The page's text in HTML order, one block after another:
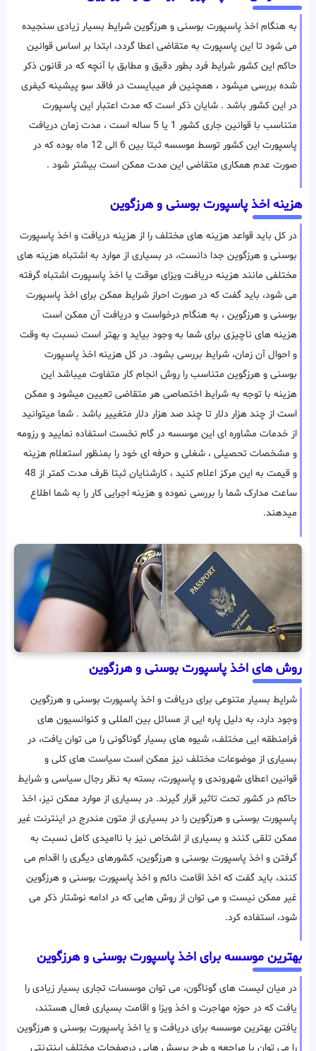
به هنگام اخذ پاسپورت بوسنی و هرزگوین شرایط بسیار زیادی سنجیده
می شود تا این پاسپورت به متقاضی اعطا گردد، ابتدا بر اساس قوانین
حاکم این کشور شرایط فرد بطور دقیق و مطابق با آنچه که در قانون ذکر
شده بررسی میشود ، همچنین فر میبایست در فاقد سو پیشینه کیفری
در این کشور باشد . شایان ذکر است که مدت اعتبار این پاسپورت
متناسب با قوانین جاری کشور 1 یا 5 ساله است ، مدت زمان دریافت
پاسپورت این کشور توسط موسسه ثبتا بین 6 الی 12 ماه بوده که در
صورت عدم همکاری متقاضی این مدت ممکن است بیشتر شود .
هزینه اخذ پاسپورت بوسنی و هرزگوین
در کل باید قواعد هزینه های مختلف را از هزینه دریافت و اخذ پاسپورت
بوسنی و هرزگوین جدا دانست، در بسیاری از موارد به اشتباه هزینه های
مختلفی مانند هزینه دریافت ویزای موقت یا اخذ پاسپورت اشتباه گرفته
می شود، باید گفت که در صورت احراز شرایط ممکن برای اخذ پاسپورت
بوسنی و هرزگوین ، به هنگام درخواست و دریافت آن ممکن است
هزینه های ناچیزی برای شما به وجود بیاید و بهتر است نسبت به وقت
و احوال آن زمان، شرایط بررسی بشود. در کل هزینه اخذ پاسپورت
بوسنی و هرزگوین متناسب را روش انجام کار متفاوت میباشد این
هزینه با توجه به شرایط اختصاصی هر متقاضی تعیین میشود و ممکن
است از چند هزار دلار تا چند صد هزار دلار متغییر باشد . شما میتوانید
از خدمات مشاوره ای این موسسه در گام نخست استفاده نمایید و رزومه
و مشخصات تحصیلی ، شغلی و حرفه ای خود را بمنظور استعلام هزینه
و قیمت به این مرکز اعلام کنید ، کارشنایان ثبتا ظرف مدت کمتر از 48
ساعت مدارک شما را بررسی نموده و هزینه اجرایی کار را به شما اطلاع
میدهند.
روش های اخذ پاسپورت بوسنی و هرزگوین
شرایط بسیار متنوعی برای دریافت و اخذ پاسپورت بوسنی و هرزگوین
وجود دارد، به دلیل پاره ایی از مسائل بین المللی و کنوانسیون های
فرامنطقه ایی مختلف، شیوه های بسیار گوناگونی را می توان یافت، در
بسیاری از موضوعات مختلف نیز ممکن است سیاست های کلی و
قوانین اعطای شهروندی و پاسپورت، بسته به نظر رجال سیاسی و شرایط
حاکم در کشور تحت تاثیر قرار گیرند. در بسیاری از موارد ممکن نیز، اخذ
پاسپورت بوسنی و هرزگوین را در بسیاری از متون مندرج در اینترنت غیر
ممکن تلقی کنند و بسیاری از اشخاص نیز با ناامیدی کامل نسبت به
گرفتن و اخذ پاسپورت بوسنی و هرزگوین، کشورهای دیگری را اقدام می
کنند، باید گفت که اخذ اقامت دائم و اخذ پاسپورت بوسنی و هرزگوین
غیر ممکن نیست و می توان از روش هایی که در ادامه نوشتار ذکر می
شود، استفاده کرد.
بهترین موسسه برای اخذ پاسپورت بوسنی و هرزگوین
در میان لیست های گوناگون، می توان موسسات تجاری بسیار زیادی را
یافت که در حوزه مهاجرت و اخذ ویزا و اقامت بسیاری فعال هستند،
یافتن بهترین موسسه برای دریافت و یا اخذ پاسپورت بوسنی و هرزگوین
را می توان با مراجعه و طرح پرسش هایی درصفحات مختلف اینترنتی